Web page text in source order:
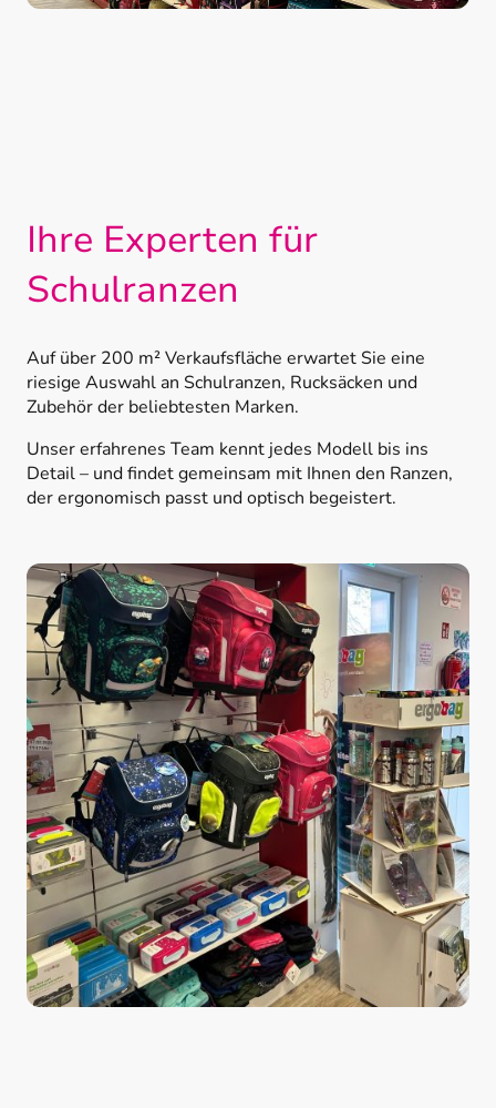
Ihre Experten für
Schulranzen
Auf über 200 m² Verkaufsfläche erwartet Sie eine
riesige Auswahl an Schulranzen, Rucksäcken und
Zubehör der beliebtesten Marken.
Unser erfahrenes Team kennt jedes Modell bis ins
Detail – und findet gemeinsam mit Ihnen den Ranzen,
der ergonomisch passt und optisch begeistert.